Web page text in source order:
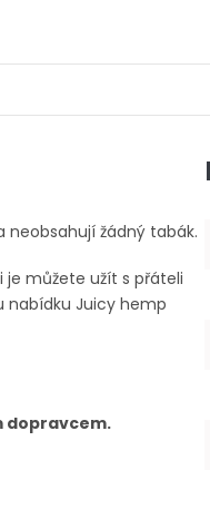
neobsahují žádný tabák.
je můžete užít s přáteli
nabídku Juicy hemp
dopravcem.